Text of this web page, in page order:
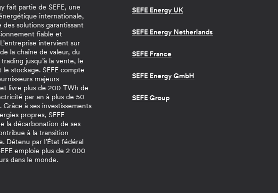
fait partie de SEFE, une
internationale,
des solutions garantissant
fiable et
intervient sur
la chaîne de valeur, du
jusqu’à la vente, le
stockage. SEFE compte
majeurs
livre plus de 200 TWh de
par an à plus de 50
à ses investissements
propres, SEFE
la décarbonation de ses
à la transition
Détenu par l’État fédéral
emploie plus de 2 000
dans le monde.
SEFE Energy UK
SEFE Energy Netherlands
SEFE France
SEFE Energy GmbH
SEFE Group